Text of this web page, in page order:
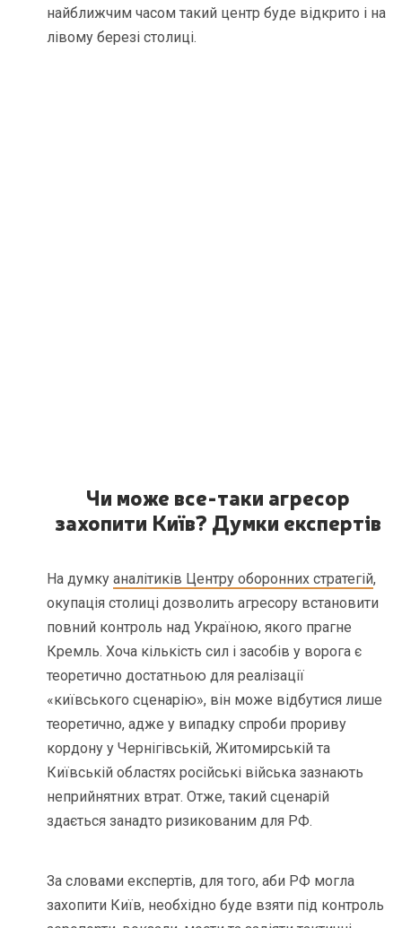
найближчим часом такий центр буде відкрито і на
лівому березі столиці.
Чи може все-таки агресор
захопити Київ? Думки експертів
На думкуаналітиків Центру оборонних стратегій,
окупація столиці дозволить агресору встановити
повний контроль над Україною, якого прагне
Кремль. Хоча кількість сил і засобів у ворога є
теоретично достатньою для реалізації
«київського сценарію», він може відбутися лише
теоретично, адже у випадку спроби прориву
кордону у Чернігівській, Житомирській та
Київській областях російські війська зазнають
неприйнятних втрат. Отже, такий сценарій
здається занадто ризикованим для РФ.
За словами експертів, для того, аби РФ могла
захопити Київ, необхідно буде взяти під контроль